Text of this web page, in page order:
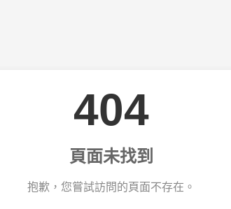
404
頁面未找到
抱歉，您嘗試訪問的頁面不存在。